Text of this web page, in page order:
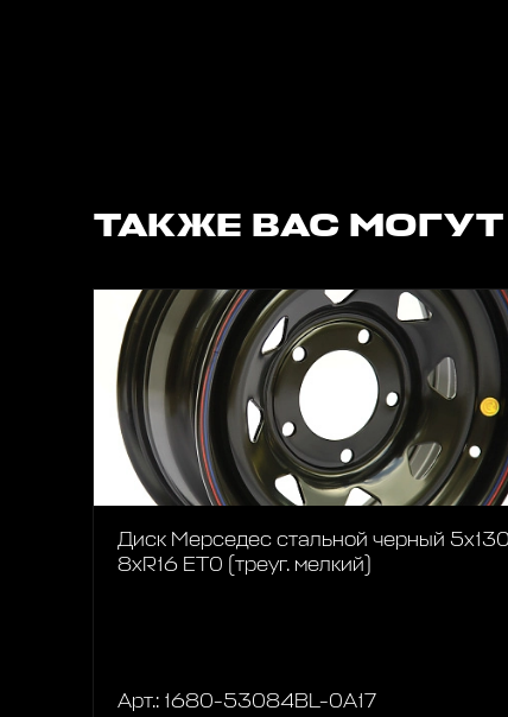
ТАКЖЕ ВАС
Диск Мерседес стальной черный 5х130
8xR16 ET0 (треуг. мелкий)
Арт.: 1680-53084BL-0A17